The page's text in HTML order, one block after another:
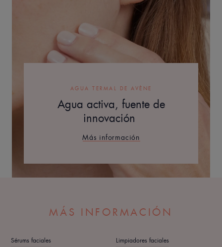
AGUA TERMAL DE AVÈNE
Agua activa, fuente de
innovación
Más información
MÁS INFORMACIÓN
Sérums faciales Limpiadores faciales